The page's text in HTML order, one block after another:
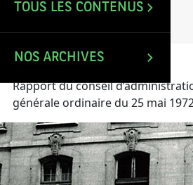
TOUS LES CONTENUS
NOS ARCHIVES
Mise à jour le : 9 Déc 2021
Rapport du conseil
générale ordinaire du 25 mai